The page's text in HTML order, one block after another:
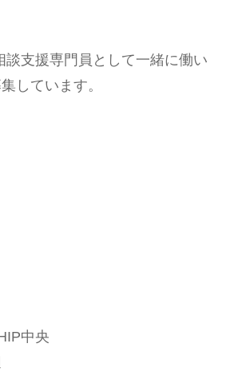
談支援専門員として一緒に働い
しています。
中央